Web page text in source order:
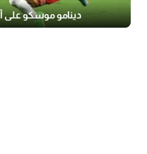
دينامو موسكو